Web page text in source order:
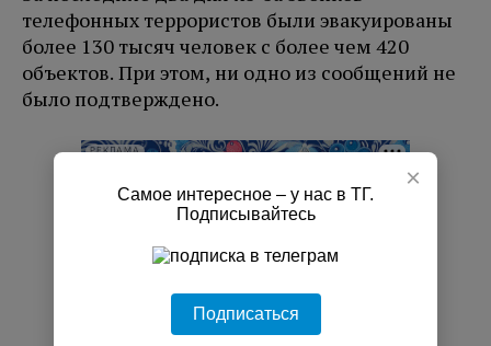
телефонных террористов были эвакуированы
более 130 тысяч человек с более чем 420
объектов. При этом, ни одно из сообщений не
было подтверждено.
РЕКЛАМА
×
Самое интересное – у нас в ТГ.
Подписывайтесь
Подписаться